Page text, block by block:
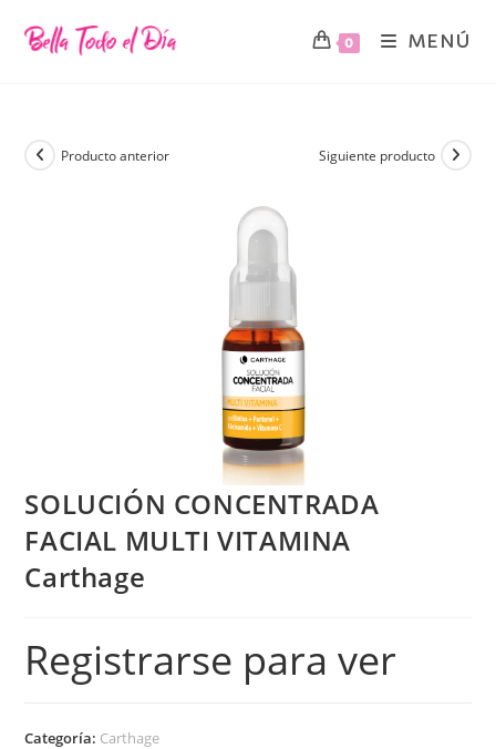
0 MENÚ
Producto anterior Siguiente producto
SOLUCIÓN CONCENTRADA
FACIAL MULTI VITAMINA
Carthage
Registrarse para ver
Categoría: Carthage